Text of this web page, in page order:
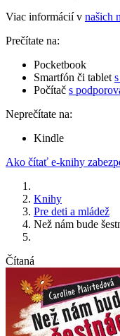
Viac informácií v našich
Prečítate na:
Pocketbook
Smartfón či tablet
Počítač s
Neprečítate na:
Kindle
Ako čítať e-knihy
Knihy
Pre deti a mládež
Než nám bude
Čítaná